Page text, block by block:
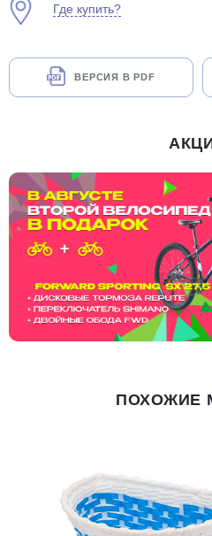
Где купить?
ВЕРСИЯ В PDF
ПОХОЖИЕ